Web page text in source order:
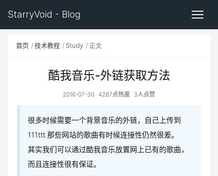
StarryVoid - Blog
首页 技术教程 Study 正文
酷我音乐-外链获取方法
2016-07-30 4287点热度 3人点赞
很多时候需要一个背景音乐的外链，自己上传到
111ttt 那些网站的歌曲有时候连接性仍然很差。
其实我们可以通过酷我音乐放置网上已有的歌曲，
而且连接性很有保证。